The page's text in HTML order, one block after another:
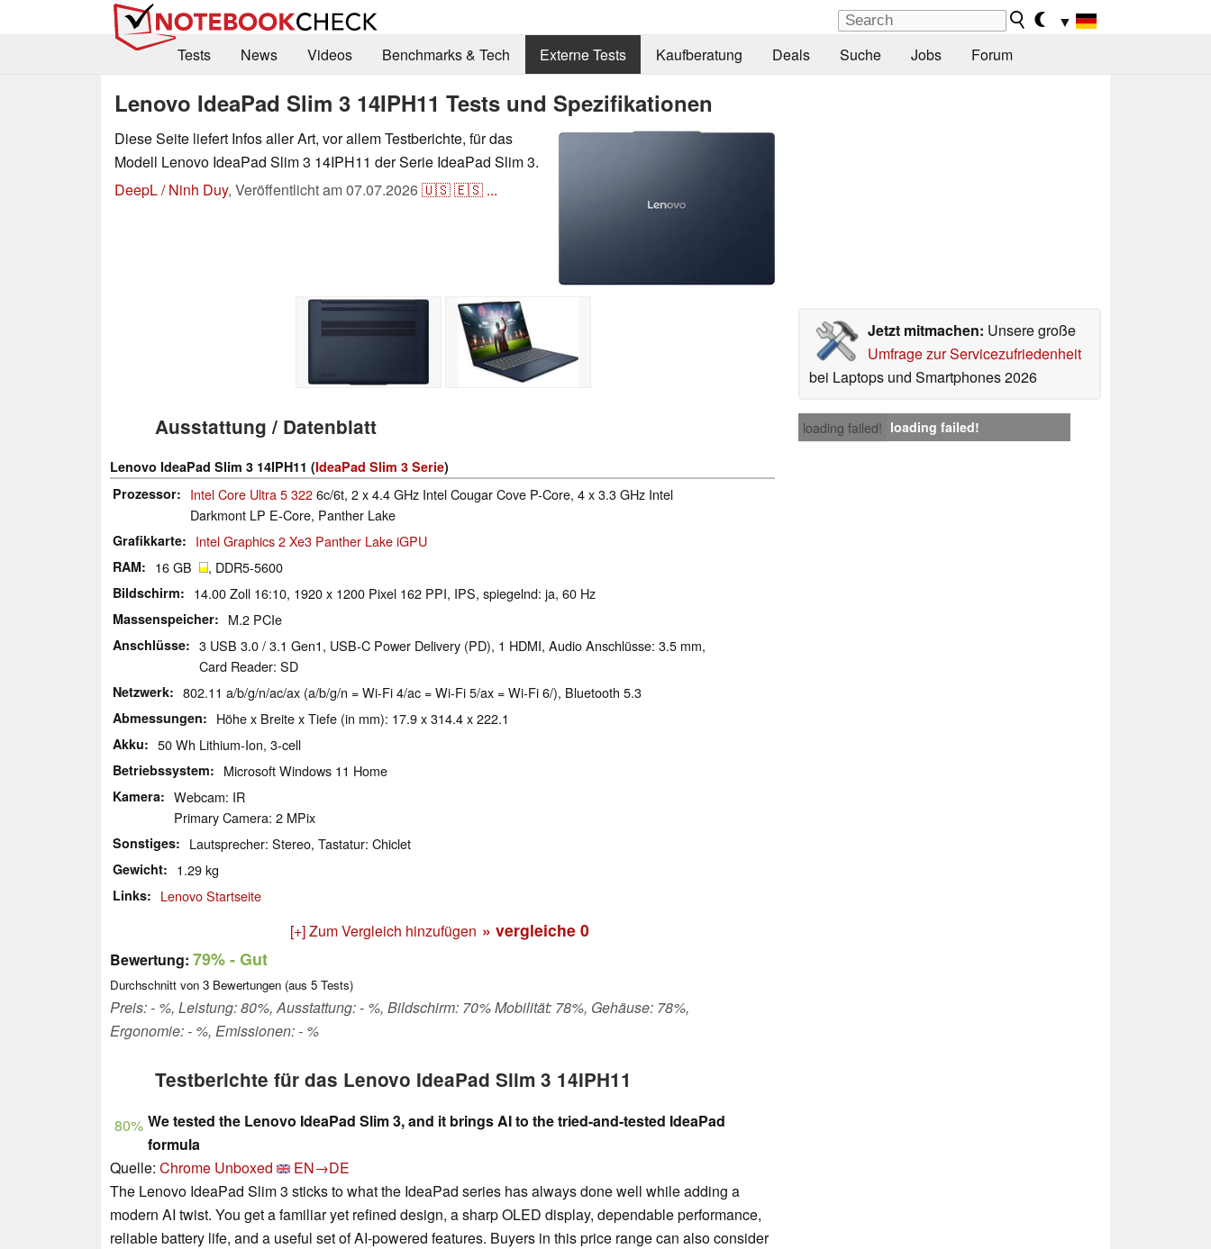
▼
Tests
News Videos Benchmarks & Tech Externe Tests Kaufberatung Deals Suche Jobs Forum
Lenovo IdeaPad Slim 3 14IPH11 Tests und Spezifikationen
Diese Seite liefert Infos aller Art, vor allem Testberichte, für das
Modell Lenovo IdeaPad Slim 3 14IPH11 der Serie IdeaPad Slim 3.
DeepL / Ninh Duy, Veröffentlicht am07.07.2026🇺🇸🇪🇸 ...
Jetzt mitmachen: Unsere große
Umfrage zur Servicezufriedenheit
bei Laptops und Smartphones 2026
loading failed! loading failed!
Ausstattung / Datenblatt
Lenovo IdeaPad Slim 3 14IPH11 (IdeaPad Slim 3 Serie)
Prozessor
Intel Core Ultra 5 3226c/6t, 2 x 4.4 GHz Intel Cougar Cove P-Core, 4 x 3.3 GHz Intel
Darkmont LP E-Core, Panther Lake
Grafikkarte Intel Graphics 2 Xe3 Panther Lake iGPU
RAM 16 GB , DDR5-5600
Bildschirm 14.00 Zoll 16:10, 1920 x 1200 Pixel 162 PPI, IPS, spiegelnd: ja, 60 Hz
Massenspeicher M.2 PCIe
Anschlüsse
3 USB 3.0 / 3.1 Gen1, USB-C Power Delivery (PD), 1 HDMI, Audio Anschlüsse: 3.5 mm,
Card Reader: SD
Netzwerk 802.11 a/b/g/n/ac/ax (a/b/g/n = Wi-Fi 4/ac = Wi-Fi 5/ax = Wi-Fi 6/), Bluetooth 5.3
Abmessungen Höhe x Breite x Tiefe (in mm): 17.9 x 314.4 x 222.1
Akku 50 Wh Lithium-Ion, 3-cell
Betriebssystem Microsoft Windows 11 Home
Kamera
Webcam: IR
Primary Camera: 2 MPix
Sonstiges Lautsprecher: Stereo, Tastatur: Chiclet
Gewicht 1.29 kg
Links Lenovo Startseite
[+] Zum Vergleich hinzufügen » vergleiche 0
Bewertung: 79%- Gut
Durchschnitt von 3 Bewertungen (aus 5 Tests)
Preis: - %, Leistung: 80%, Ausstattung: - %, Bildschirm: 70% Mobilität: 78%, Gehäuse: 78%,
Ergonomie: - %, Emissionen: - %
Testberichte für das Lenovo IdeaPad Slim 3 14IPH11
80% We tested the Lenovo IdeaPad Slim 3, and it brings AI to the tried-and-tested IdeaPad
formula
Quelle: Chrome Unboxed
EN→DE
The Lenovo IdeaPad Slim 3 sticks to what the IdeaPad series has always done well while adding a
modern AI twist. You get a familiar yet refined design, a sharp OLED display, dependable performance,
reliable battery life, and a useful set of AI-powered features. Buyers in this price range can also consider